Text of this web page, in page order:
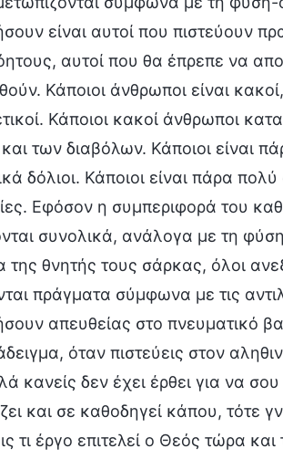
είναι αυτοί που πιστεύουν
αυτοί που θα έπρεπε να
Κάποιοι άνθρωποι είναι
Κάποιοι κακοί άνθρωποι
των διαβόλων. Κάποιοι είναι
δόλιοι. Κάποιοι είναι πάρα
Εφόσον η συμπεριφορά του
συνολικά, ανάλογα με τη
της θνητής τους σάρκας, όλοι
πράγματα σύμφωνα με τις
απευθείας στο πνευματικό
όταν πιστεύεις στον
κανείς δεν έχει έρθει για να
και σε καθοδηγεί κάπου, τότε
τι έργο επιτελεί ο Θεός τώρα